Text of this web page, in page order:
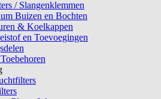
/ Slangenklemmen
Buizen en Bochten
& Koelkappen
en Toevoegingen